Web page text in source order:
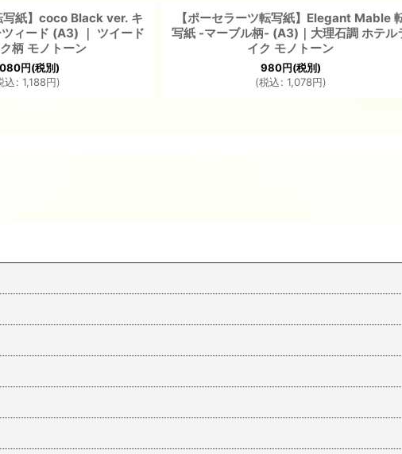
写紙】coco Black ver. キ
ィード (A3) ｜ ツイード
柄 モノトーン
円(税別)
込: 1,188円)
【ポーセラーツ転写紙】Elegant Mable
写紙 -マーブル柄- (A3)｜大理石調 ホテル
イク モノトーン
980円(税別)
(税込: 1,078円)